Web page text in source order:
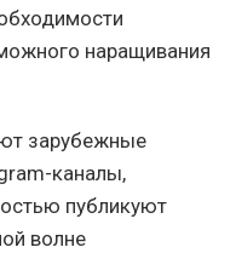
наращивания
зарубежные
каналы,
публикуют
волне